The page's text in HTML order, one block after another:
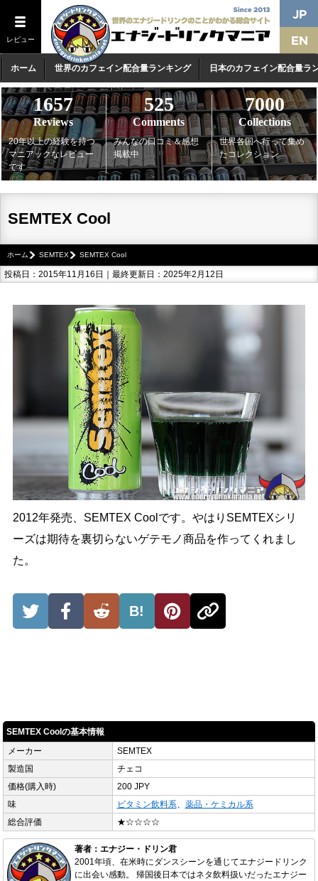
レビュー
ホーム 世界のカフェイン配合量ランキング 日本のカフェイン配合量ラ
1657
Reviews
20年以上の経験を持つ
マニアックなレビュー
です
525
Comments
みんなの口コミ＆感想
掲載中
7000
Collections
世界各国へ行って集め
たコレクション
SEMTEX Cool
ホーム SEMTEX SEMTEX Cool
投稿日：2015年11月16日｜最終更新日：2025年2月12日
2012年発売、SEMTEX Coolです。やはりSEMTEXシリ
ーズは期待を裏切らないゲテモノ商品を作ってくれまし
た。
B!
SEMTEX Coolの基本情報
メーカー
SEMTEX
製造国
チェコ
価格(購入時)
200 JPY
味
ビタミン飲料系、 薬品・ケミカル系
総合評価
★☆☆☆☆
著者：エナジー・ドリン君
2001年頃、在米時にダンスシーンを通じてエナジードリンク
に出会い感動。 帰国後日本ではネタ飲料扱いだったエナジー